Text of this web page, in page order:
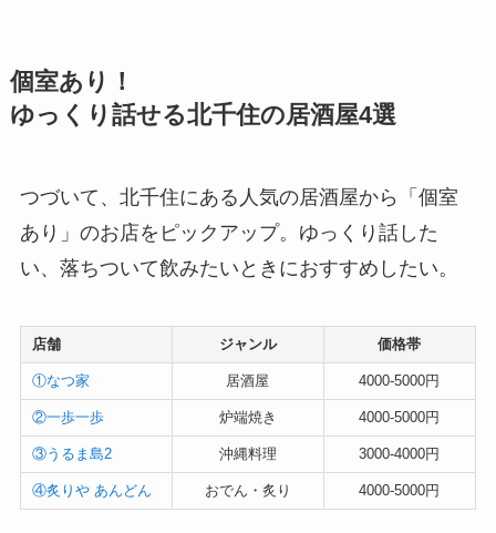
個室あり！
ゆっくり話せる北千住の居酒屋4選
つづいて、北千住にある人気の居酒屋から「個室
あり」のお店をピックアップ。ゆっくり話した
い、落ちついて飲みたいときにおすすめしたい。
店舗 ジャンル 価格帯
①なつ家 居酒屋 4000-5000円
②一歩一歩 炉端焼き 4000-5000円
③うるま島2 沖縄料理 3000-4000円
④炙りや あんどん おでん・炙り 4000-5000円